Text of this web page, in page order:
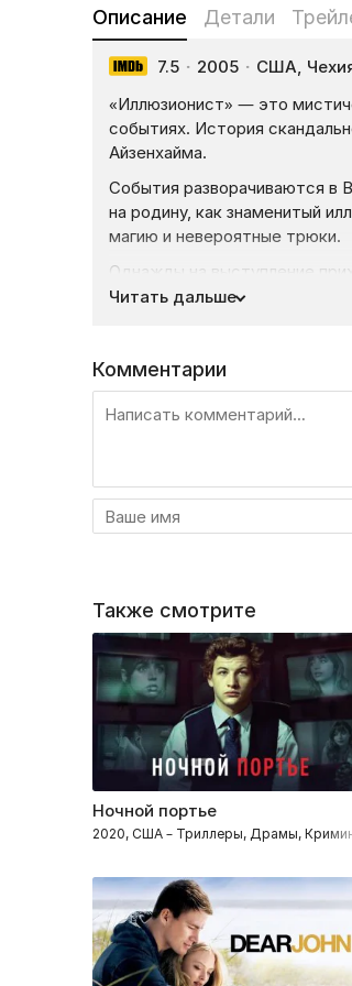
Описание Детали
7.5 · 2005 · США,
«Иллюзионист» — это
событиях. История
Айзенхайма.
События разворачиваются в
на родину, как знаменитый
магию и невероятные трюки.
Однажды на выступление
невестой герцогиней Софи,
которая теперь является
Леопольд понимает за чем
свою невесту. Тем не менее,
Читать дальше
Комментарии
Также смотрите
Ночной портье
2020, США – Триллеры, Драмы,